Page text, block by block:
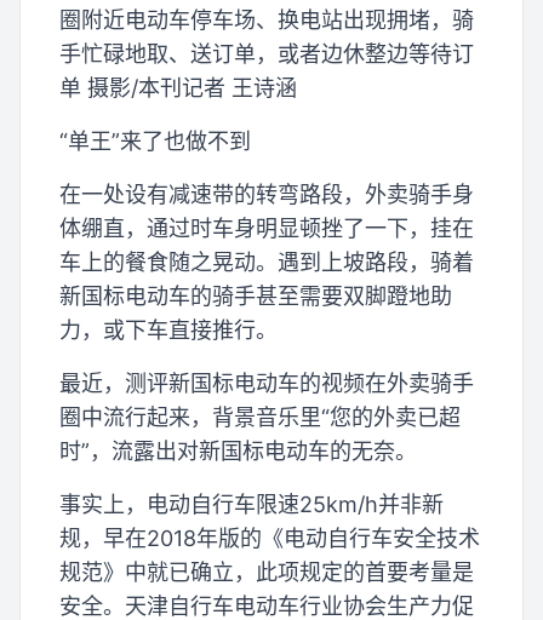
圈附近电动车停车场、换电站出现拥堵，骑
手忙碌地取、送订单，或者边休整边等待订
单 摄影/本刊记者 王诗涵
“单王”来了也做不到
在一处设有减速带的转弯路段，外卖骑手身
体绷直，通过时车身明显顿挫了一下，挂在
车上的餐食随之晃动。遇到上坡路段，骑着
新国标电动车的骑手甚至需要双脚蹬地助
力，或下车直接推行。
最近，测评新国标电动车的视频在外卖骑手
圈中流行起来，背景音乐里“您的外卖已超
时”，流露出对新国标电动车的无奈。
事实上，电动自行车限速25km/h并非新
规，早在2018年版的《电动自行车安全技术
规范》中就已确立，此项规定的首要考量是
安全。天津自行车电动车行业协会生产力促